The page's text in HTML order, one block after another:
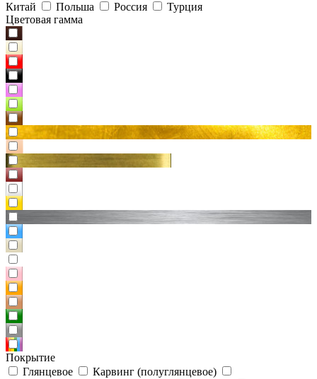
Китай
Польша Россия
Турция
Цветовая гамма
Покрытие
Глянцевое
Карвинг (полуглянцевое)